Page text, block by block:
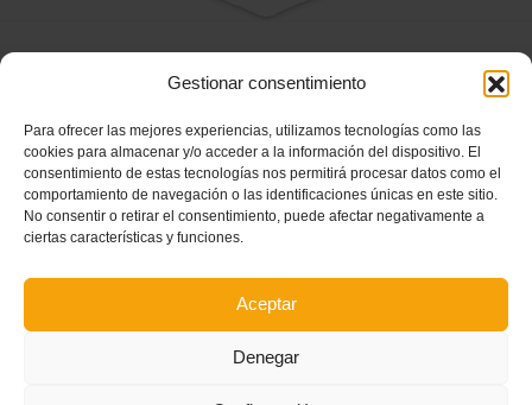
Gestionar consentimiento
Para ofrecer las mejores experiencias, utilizamos tecnologías como las
cookies para almacenar y/o acceder a la información del dispositivo. El
consentimiento de estas tecnologías nos permitirá procesar datos como el
comportamiento de navegación o las identificaciones únicas en este sitio.
No consentir o retirar el consentimiento, puede afectar negativamente a
ciertas características y funciones.
Aceptar
Denegar
Federación
Competiciones
Certificados
VALENTA
Árbitræs
Entrenadoræs